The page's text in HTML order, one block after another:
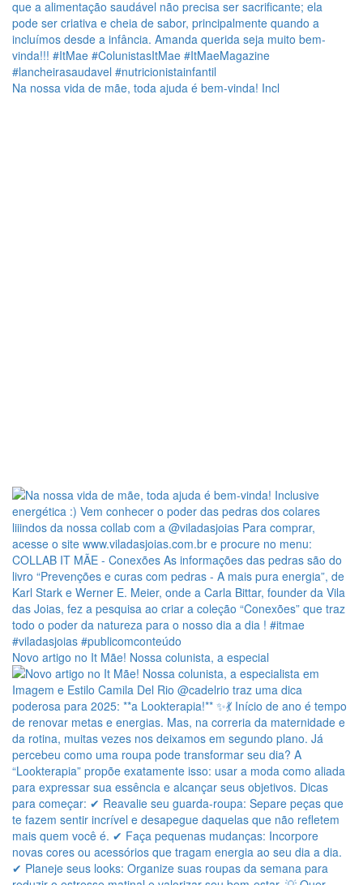
Na nossa vida de mãe, toda ajuda é bem-vinda! Incl
Novo artigo no It Mãe! Nossa colunista, a especial